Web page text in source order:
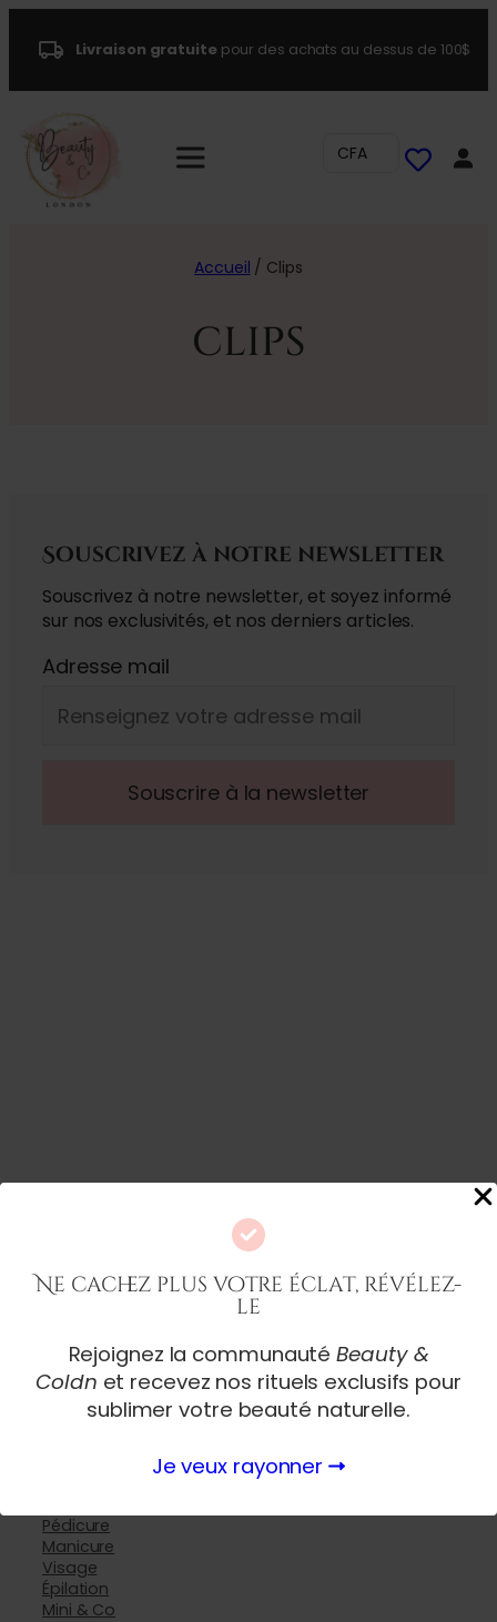
Ne cachez plus votre éclat, révélez-
le
Rejoignez la communautéBeauty &
Coldn et recevez nos rituels exclusifs pour
sublimer votre beauté naturelle.
Je veux rayonner
Livraison gratuitepour des achats au dessus de 100$
CFA
Accueil / Clips
CLIPS
Souscrivez à notre newsletter
Souscrivez à notre newsletter, et soyez informé
sur nos exclusivités, et nos derniers articles.
Adresse mail
Accessoires de Cheveux
Produits de Soin
Nos services
Pédicure
Manicure
Visage
Épilation
Mini & Co